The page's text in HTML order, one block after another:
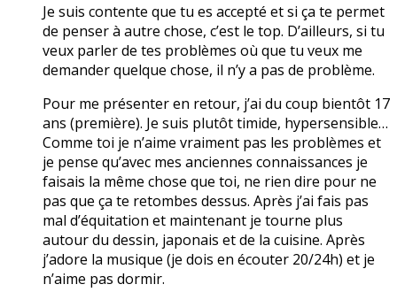
Je suis contente que tu es accepté et si ça te permet
de penser à autre chose, c’est le top. D’ailleurs, si tu
veux parler de tes problèmes où que tu veux me
demander quelque chose, il n’y a pas de problème.
Pour me présenter en retour, j’ai du coup bientôt 17
ans (première). Je suis plutôt timide, hypersensible…
Comme toi je n’aime vraiment pas les problèmes et
je pense qu’avec mes anciennes connaissances je
faisais la même chose que toi, ne rien dire pour ne
pas que ça te retombes dessus. Après j’ai fais pas
mal d’équitation et maintenant je tourne plus
autour du dessin, japonais et de la cuisine. Après
j’adore la musique (je dois en écouter 20/24h) et je
n’aime pas dormir.